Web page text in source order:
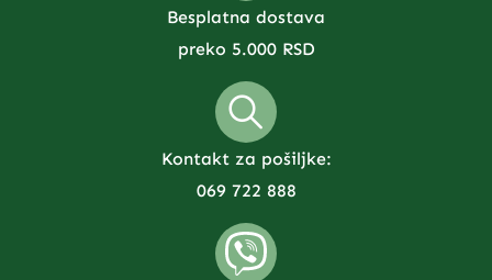
Besplatna dostava
preko 5.000 RSD
Kontakt za pošiljke:
069 722 888